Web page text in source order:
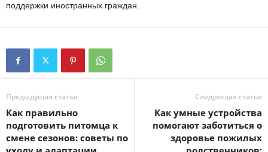
поддержки иностранных граждан.
Предыдущая статья
Как правильно
подготовить питомца к
смене сезонов: советы по
Следующая статья
Как умные устройства
помогают заботиться о
здоровье пожилых